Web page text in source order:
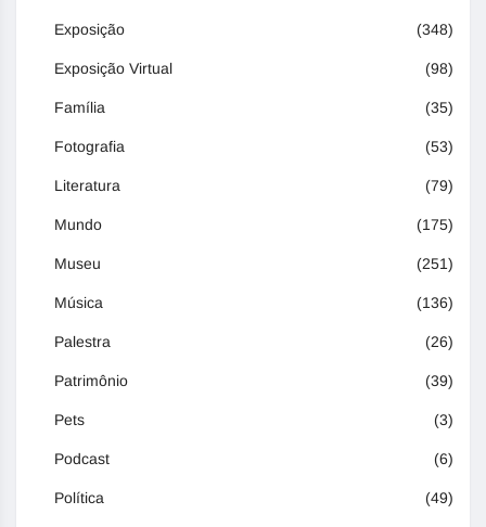
Exposição (348)
Exposição Virtual (98)
Família (35)
Fotografia (53)
Literatura (79)
Mundo (175)
Museu (251)
Música (136)
Palestra (26)
Patrimônio (39)
Pets (3)
Podcast (6)
Política (49)